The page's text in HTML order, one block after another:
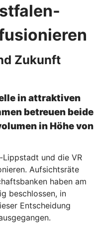
Zukunft
in attraktiven
betreuen beide
in Höhe von
Lippstadt und die VR
Aufsichtsräte
haben am
beschlossen, in
Entscheidung